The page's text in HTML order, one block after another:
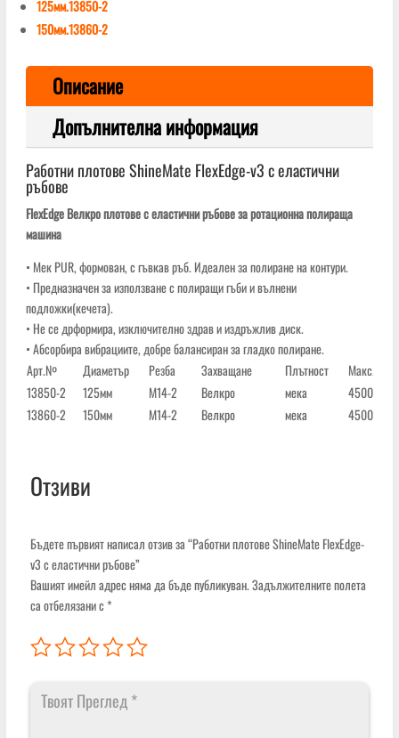
125мм.13850-2
150мм.13860-2
Описание
Допълнителна информация
Работни плотове ShineMate FlexEdge-v3 с еластични
ръбове
FlexEdge Велкро плотове с еластични ръбове за ротационна полираща
машина
• Мек PUR, формован, с гъвкав ръб. Идеален за полиране на контури.
• Предназначен за използване с полиращи гъби и вълнени
подложки(кечета).
• Не се дрформира, изключително здрав и издръжлив диск.
• Абсорбира вибрациите, добре балансиран за гладко полиране.
Арт.№
Диаметър Резба Захващане Плътност
Макс.
13850-2
125мм М14-2 Велкро мека
4500 об./
13860-2
150мм М14-2 Велкро мека 4500 об./
Отзиви
Бъдете първият написал отзив за “Работни плотове ShineMate FlexEdge-
v3 с еластични ръбове”
Вашият имейл адрес няма да бъде публикуван.Задължителните полета
са отбелязани с*